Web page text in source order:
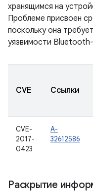
хранящимся на
Проблеме присвоен
поскольку она
уязвимости
CVE Ссылки
CVE-
2017-
0423
A-
32612586
Раскрытие